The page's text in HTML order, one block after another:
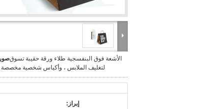
الأشعة فوق البنفسجية طلاء ورقة حقيبة تسوق
لتغليف الملابس ، وأكياس شخصية مخصصة
إبراز: